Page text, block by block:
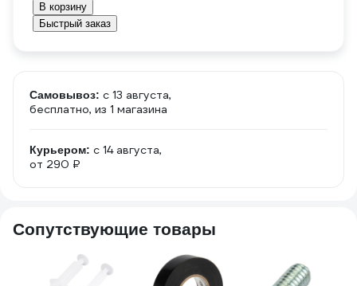
В корзину
Быстрый заказ
Самовывоз: c 13 августа,
бесплатно, из 1 магазина
Курьером: c 14 августа,
от 290 ₽
Сопутствующие товары